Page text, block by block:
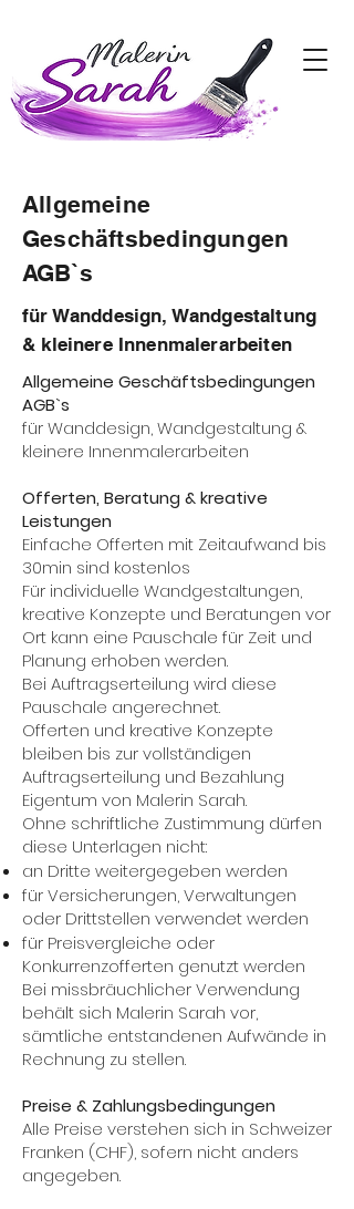
Allgemeine
Geschäftsbedingungen
AGB`s
für Wanddesign, Wandgestaltung
& kleinere Innenmalerarbeiten
Allgemeine Geschäftsbedingungen
AGB`s
für Wanddesign, Wandgestaltung &
kleinere Innenmalerarbeiten
Offerten, Beratung & kreative
Leistungen
Einfache Offerten mit Zeitaufwand bis
30min sind kostenlos
Für individuelle Wandgestaltungen,
kreative Konzepte und Beratungen vor
Ort kann eine Pauschale für Zeit und
Planung erhoben werden.
Bei Auftragserteilung wird diese
Pauschale angerechnet.
Offerten und kreative Konzepte
bleiben bis zur vollständigen
Auftragserteilung und Bezahlung
Eigentum von Malerin Sarah.
Ohne schriftliche Zustimmung dürfen
diese Unterlagen nicht:
an Dritte weitergegeben werden
für Versicherungen, Verwaltungen
oder Drittstellen verwendet werden
für Preisvergleiche oder
Konkurrenzofferten genutzt werden
Bei missbräuchlicher Verwendung
behält sich Malerin Sarah vor,
sämtliche entstandenen Aufwände in
Rechnung zu stellen.
Preise & Zahlungsbedingungen
Alle Preise verstehen sich in Schweizer
Franken (CHF), sofern nicht anders
angegeben.